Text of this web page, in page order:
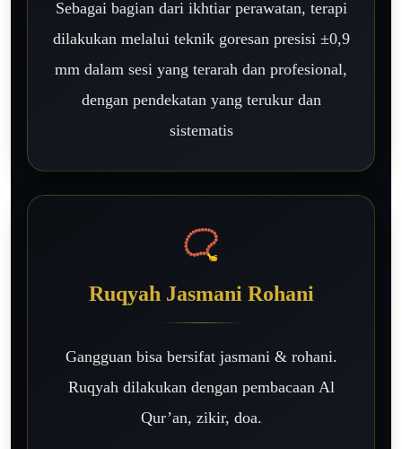
Sebagai bagian dari ikhtiar perawatan, terapi
dilakukan melalui teknik goresan presisi ±0,9
mm dalam sesi yang terarah dan profesional,
dengan pendekatan yang terukur dan
sistematis
📿
Ruqyah Jasmani Rohani
Gangguan bisa bersifat jasmani & rohani.
Ruqyah dilakukan dengan pembacaan Al
Qur’an, zikir, doa.